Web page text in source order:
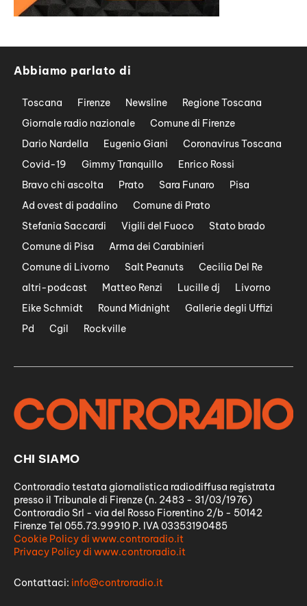
Abbiamo parlato di
Toscana Firenze Newsline
Regione Toscana
Giornale radio nazionale
Comune di Firenze
Dario Nardella
Eugenio Giani
Coronavirus Toscana
Covid-19
Gimmy Tranquillo
Enrico Rossi
Bravo chi ascolta
Prato Sara Funaro
Pisa
Ad ovest di padalino
Comune di Prato
Stefania Saccardi
Vigili del Fuoco
Stato brado
Comune di Pisa
Arma dei Carabinieri
Comune di Livorno
Salt Peanuts
Cecilia Del Re
altri-podcast
Matteo Renzi Lucille dj
Livorno
Eike Schmidt
Round Midnight
Gallerie degli Uffizi
Pd
Cgil Rockville
CHI SIAMO
Controradio testata giornalistica radiodiffusa registrata
presso il Tribunale di Firenze (n. 2483 - 31/03/1976)
Controradio Srl - via del Rosso Fiorentino 2/b - 50142
Firenze Tel 055.73.99910 P. IVA 03353190485
Cookie Policy di www.controradio.it
Privacy Policy di www.controradio.it
Contattaci: info@controradio.it